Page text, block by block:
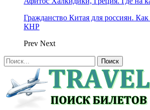
Гражданство Китая для россиян.
КНР
Prev Next